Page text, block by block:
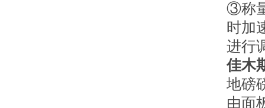
③称
时加
进行
佳木
地磅
由面